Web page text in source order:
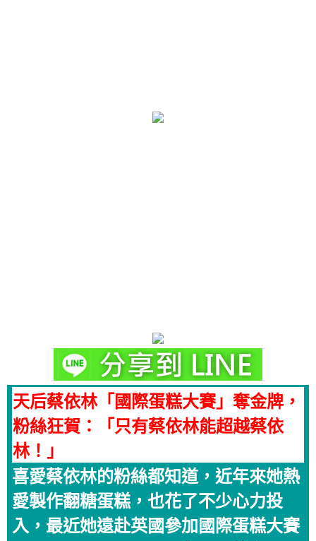
天后蔡依林「國際蛋糕大賽」奪金牌，
粉絲狂賀：「只有蔡依林能超越蔡依
林！」
喜愛蔡依林的粉絲都知道，近年來她熱
愛製作翻糖蛋糕，也花了不少心力投
入，最近她遠赴英國參加國際蛋糕大賽